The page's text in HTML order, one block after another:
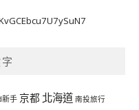
手 京都 北海道 南投旅行